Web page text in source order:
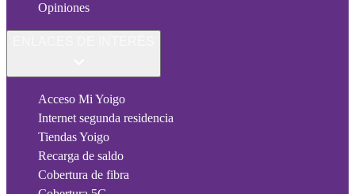
Opiniones
Acceso Mi Yoigo
Internet segunda residencia
Tiendas Yoigo
Recarga de saldo
Cobertura de fibra